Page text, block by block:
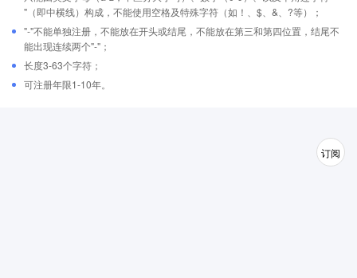
"（即中横线）构成，不能使用空格及特殊字符（如！、$、&、?等）；
"-"不能单独注册，不能放在开头或结尾，不能放在第三和第四位置，结尾不
能出现连续两个"-"；
长度3-63个字符；
可注册年限1-10年。
订阅